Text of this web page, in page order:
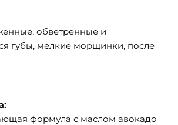
обветренные и
губы, мелкие морщинки, после
формула с маслом авокадо